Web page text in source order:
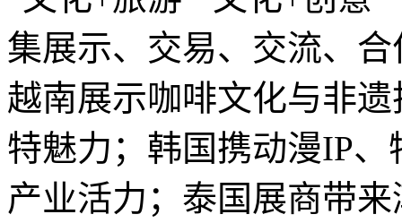
集展示、交易、交流、
越南展示咖啡文化与非
特魅力；韩国携动漫IP
产业活力；泰国展商带